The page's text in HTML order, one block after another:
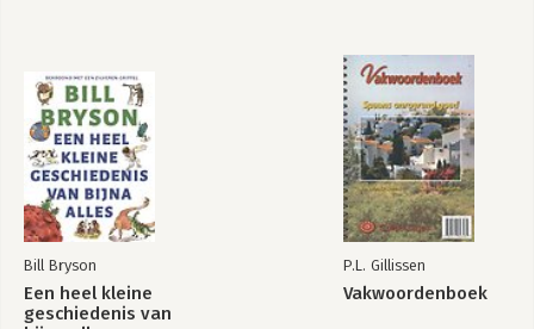
Bill Bryson
Een heel kleine
geschiedenis van
P.L. Gillissen
Vakwoordenboek